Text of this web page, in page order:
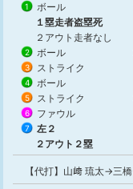
1 ボール
１塁走者盗塁死
２アウト走者なし
2 ボール
3 ストライク
4 ボール
5 ストライク
6 ファウル
7
左２
２アウト２塁
【代打】山﨑 琉太→三